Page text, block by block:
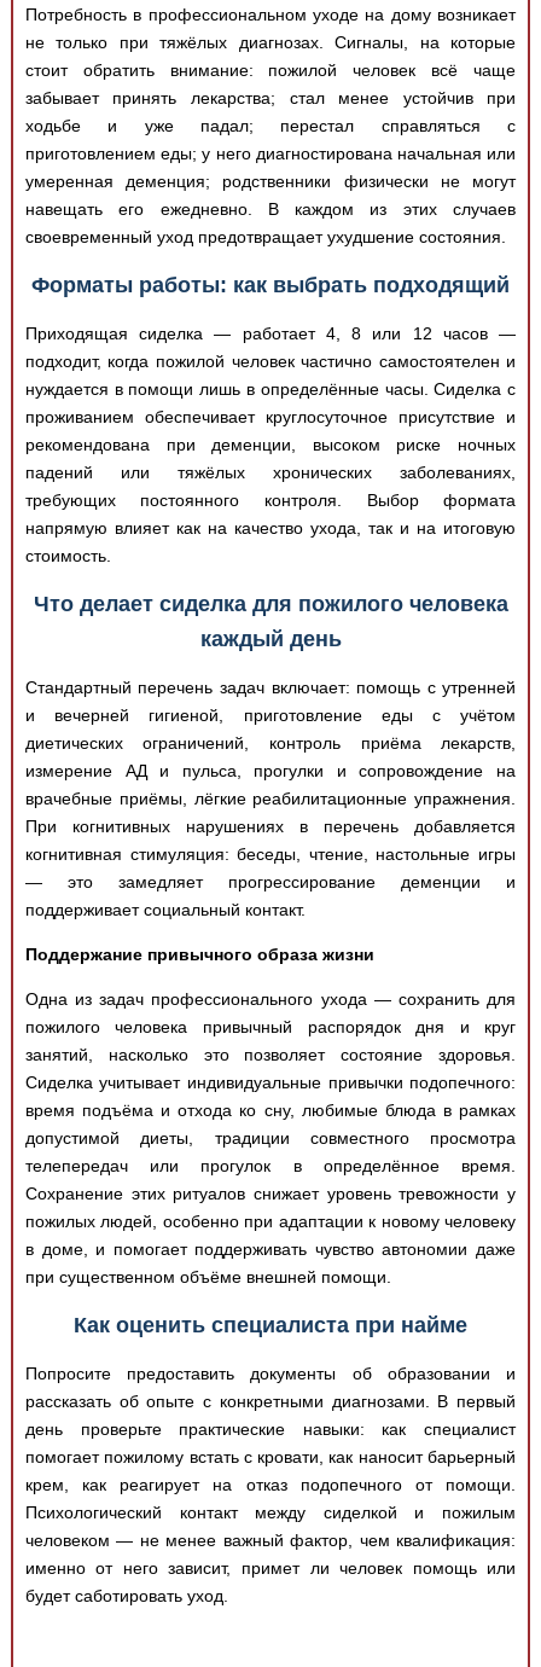
Потребность в профессиональном уходе на дому возникает
не только при тяжёлых диагнозах. Сигналы, на которые
стоит обратить внимание: пожилой человек всё чаще
забывает принять лекарства; стал менее устойчив при
ходьбе и уже падал; перестал справляться с
приготовлением еды; у него диагностирована начальная или
умеренная деменция; родственники физически не могут
навещать его ежедневно. В каждом из этих случаев
своевременный уход предотвращает ухудшение состояния.
Форматы работы: как выбрать подходящий
Приходящая сиделка — работает 4, 8 или 12 часов —
подходит, когда пожилой человек частично самостоятелен и
нуждается в помощи лишь в определённые часы. Сиделка с
проживанием обеспечивает круглосуточное присутствие и
рекомендована при деменции, высоком риске ночных
падений или тяжёлых хронических заболеваниях,
требующих постоянного контроля. Выбор формата
напрямую влияет как на качество ухода, так и на итоговую
стоимость.
Что делает сиделка для пожилого человека
каждый день
Стандартный перечень задач включает: помощь с утренней
и вечерней гигиеной, приготовление еды с учётом
диетических ограничений, контроль приёма лекарств,
измерение АД и пульса, прогулки и сопровождение на
врачебные приёмы, лёгкие реабилитационные упражнения.
При когнитивных нарушениях в перечень добавляется
когнитивная стимуляция: беседы, чтение, настольные игры
— это замедляет прогрессирование деменции и
поддерживает социальный контакт.
Поддержание привычного образа жизни
Одна из задач профессионального ухода — сохранить для
пожилого человека привычный распорядок дня и круг
занятий, насколько это позволяет состояние здоровья.
Сиделка учитывает индивидуальные привычки подопечного:
время подъёма и отхода ко сну, любимые блюда в рамках
допустимой диеты, традиции совместного просмотра
телепередач или прогулок в определённое время.
Сохранение этих ритуалов снижает уровень тревожности у
пожилых людей, особенно при адаптации к новому человеку
в доме, и помогает поддерживать чувство автономии даже
при существенном объёме внешней помощи.
Как оценить специалиста при найме
Попросите предоставить документы об образовании и
рассказать об опыте с конкретными диагнозами. В первый
день проверьте практические навыки: как специалист
помогает пожилому встать с кровати, как наносит барьерный
крем, как реагирует на отказ подопечного от помощи.
Психологический контакт между сиделкой и пожилым
человеком — не менее важный фактор, чем квалификация:
именно от него зависит, примет ли человек помощь или
будет саботировать уход.